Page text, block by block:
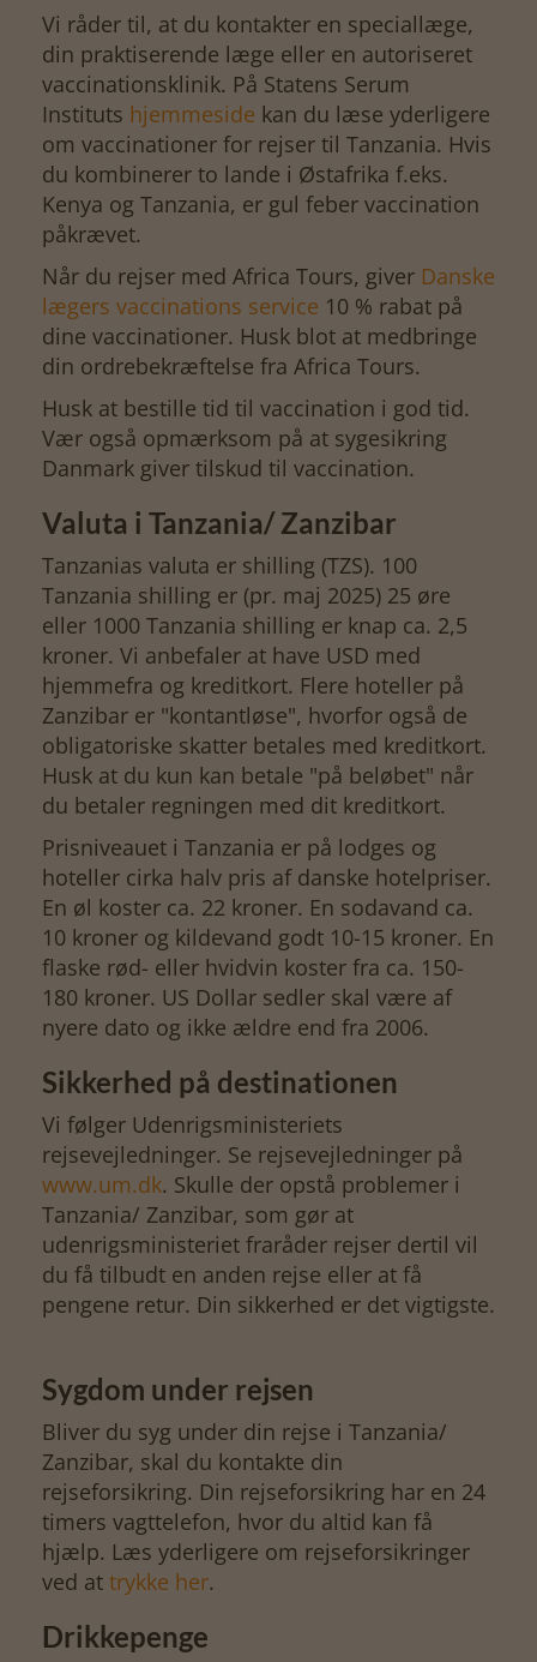
Vi råder til, at du kontakter en speciallæge,
din praktiserende læge eller en autoriseret
vaccinationsklinik. På Statens Serum
Instituts hjemmeside kan du læse yderligere
om vaccinationer for rejser til Tanzania. Hvis
du kombinerer to lande i Østafrika f.eks.
Kenya og Tanzania, er gul feber vaccination
påkrævet.
Når du rejser med Africa Tours, giver Danske
lægers vaccinations service 10 % rabat på
dine vaccinationer. Husk blot at medbringe
din ordrebekræftelse fra Africa Tours.
Husk at bestille tid til vaccination i god tid.
Vær også opmærksom på at sygesikring
Danmark giver tilskud til vaccination.
Valuta i Tanzania/ Zanzibar
Tanzanias valuta er shilling (TZS). 100
Tanzania shilling er (pr. maj 2025) 25 øre
eller 1000 Tanzania shilling er knap ca. 2,5
kroner. Vi anbefaler at have USD med
hjemmefra og kreditkort. Flere hoteller på
Zanzibar er "kontantløse", hvorfor også de
obligatoriske skatter betales med kreditkort.
Husk at du kun kan betale "på beløbet" når
du betaler regningen med dit kreditkort.
Prisniveauet i Tanzania er på lodges og
hoteller cirka halv pris af danske hotelpriser.
En øl koster ca. 22 kroner. En sodavand ca.
10 kroner og kildevand godt 10-15 kroner. En
flaske rød- eller hvidvin koster fra ca. 150-
180 kroner. US Dollar sedler skal være af
nyere dato og ikke ældre end fra 2006.
Sikkerhed på destinationen
Vi følger Udenrigsministeriets
rejsevejledninger. Se rejsevejledninger på
www.um.dk. Skulle der opstå problemer i
Tanzania/ Zanzibar, som gør at
udenrigsministeriet fraråder rejser dertil vil
du få tilbudt en anden rejse eller at få
pengene retur. Din sikkerhed er det vigtigste.
Sygdom under rejsen
Bliver du syg under din rejse i Tanzania/
Zanzibar, skal du kontakte din
rejseforsikring. Din rejseforsikring har en 24
timers vagttelefon, hvor du altid kan få
hjælp. Læs yderligere om rejseforsikringer
ved at trykke her.
Drikkepenge